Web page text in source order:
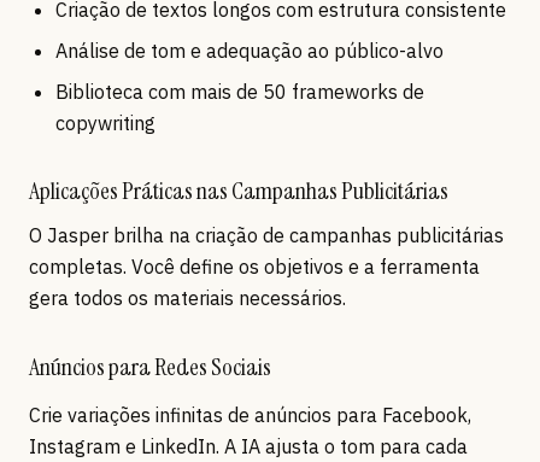
Criação de textos longos com estrutura consistente
Análise de tom e adequação ao público-alvo
Biblioteca com mais de 50 frameworks de
copywriting
Aplicações Práticas nas Campanhas Publicitárias
O Jasper brilha na criação de campanhas publicitárias
completas. Você define os objetivos e a ferramenta
gera todos os materiais necessários.
Anúncios para Redes Sociais
Crie variações infinitas de anúncios para Facebook,
Instagram e LinkedIn. A IA ajusta o tom para cada